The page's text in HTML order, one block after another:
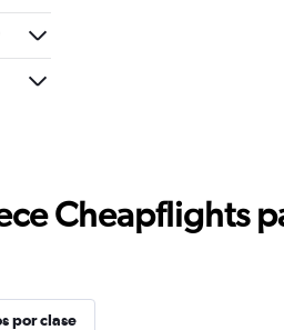
Cheapflights
por clase